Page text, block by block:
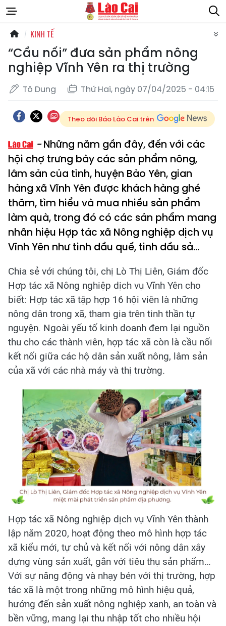
KINH TẾ
“Cầu nối” đưa sản phẩm nông
nghiệp Vĩnh Yên ra thị trường
Tô Dung Thứ Hai, ngày 07/04/2025 - 04:15
Theo dõi Báo Lào Cai trên
Những năm gần đây, đến với các
hội chợ trưng bày các sản phẩm nông,
lâm sản của tỉnh, huyện Bảo Yên, gian
hàng xã Vĩnh Yên được khách hàng ghé
thăm, tìm hiểu và mua nhiều sản phẩm
làm quà, trong đó có các sản phẩm mang
nhãn hiệu Hợp tác xã Nông nghiệp dịch vụ
Vĩnh Yên như tinh dầu quế, tinh dầu sả…
Chia sẻ với chúng tôi, chị Lò Thị Liên, Giám đốc
Hợp tác xã Nông nghiệp dịch vụ Vĩnh Yên cho
biết: Hợp tác xã tập hợp 16 hội viên là những
nông dân trong xã, tham gia trên tinh thần tự
nguyện. Ngoài yếu tố kinh doanh đem lại nguồn
thu cho các thành viên, hợp tác xã còn là cầu nối
kết nối giữa các hộ dân sản xuất nông, lâm sản
của xã với các nhà máy và thị trường.
Hợp tác xã Nông nghiệp dịch vụ Vĩnh Yên thành
lập năm 2020, hoạt động theo mô hình hợp tác
xã kiểu mới, tự chủ và kết nối với nông dân xây
dựng vùng sản xuất, gắn với tiêu thụ sản phẩm…
Với sự năng động và nhạy bén với thị trường, hợp
tác xã là một trong những mô hình hiệu quả,
hướng đến sản xuất nông nghiệp xanh, an toàn và
bền vững, mang lại thu nhập tốt cho nhiều hội